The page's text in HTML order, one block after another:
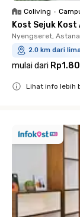
Coliving •
Kost Sejuk
Nyengseret,
2.0 km dari
mulai dari
Lihat info lebih